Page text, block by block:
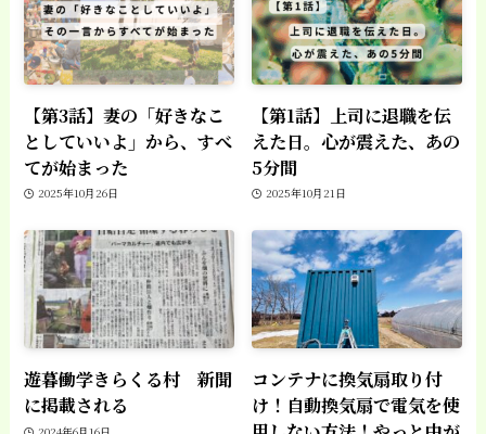
【第3話】妻の「好きなこ
としていいよ」から、すべ
てが始まった
2025年10月26日
【第1話】上司に退職を伝
えた日。心が震えた、あの
5分間
2025年10月21日
遊暮働学きらくる村 新聞
に掲載される
コンテナに換気扇取り付
け！自動換気扇で電気を使